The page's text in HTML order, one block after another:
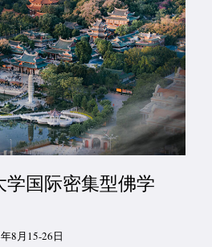
学国际密集型佛学
8月15-26日